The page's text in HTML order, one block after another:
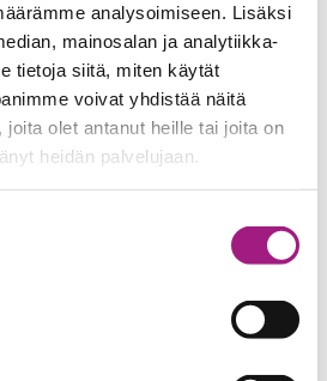
analysoimiseen. Lisäksi
mainosalan ja analytiikka-
tietoja siitä, miten käytät
voivat yhdistää näitä
joita olet antanut heille tai joita on
heidän palvelujaan.
uusi tai olemassa oleva
tekemisen avulla uutta
tai tapahtumia – osallistujien
kiinnostusten ja kykyjen